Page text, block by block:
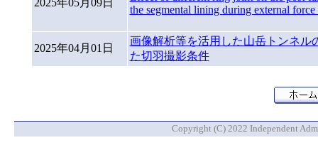
the segmental lining during external force
2025年04月01日
画像解析等を活用した山岳トンネル
た切羽撮影条件
Copyright (C) 2022 Independent